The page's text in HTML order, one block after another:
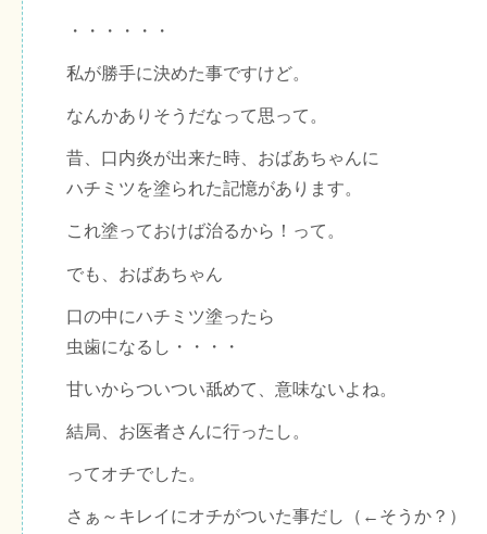
・・・・・・
私が勝手に決めた事ですけど。
なんかありそうだなって思って。
昔、口内炎が出来た時、おばあちゃんに
ハチミツを塗られた記憶があります。
これ塗っておけば治るから！って。
でも、おばあちゃん
口の中にハチミツ塗ったら
虫歯になるし・・・・
甘いからついつい舐めて、意味ないよね。
結局、お医者さんに行ったし。
ってオチでした。
さぁ～キレイにオチがついた事だし（←そうか？）